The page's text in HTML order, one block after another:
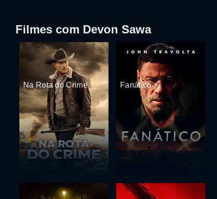
Filmes com Devon Sawa
Na Rota do Crime Fanático